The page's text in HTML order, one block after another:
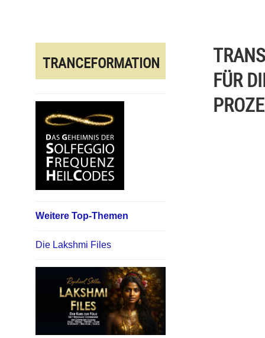
TRANCEFORMATION
Weitere Top-Themen
Die Lakshmi Files
FÜR